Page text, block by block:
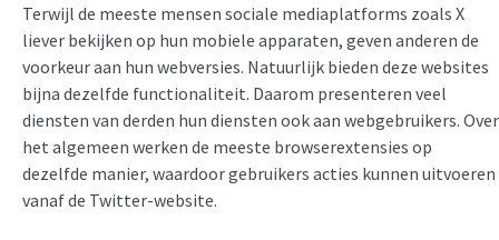
Terwijl de meeste mensen sociale mediaplatforms zoals X
liever bekijken op hun mobiele apparaten, geven anderen de
voorkeur aan hun webversies. Natuurlijk bieden deze websites
bijna dezelfde functionaliteit. Daarom presenteren veel
diensten van derden hun diensten ook aan webgebruikers. Over
het algemeen werken de meeste browserextensies op
dezelfde manier, waardoor gebruikers acties kunnen uitvoeren
vanaf de Twitter-website.